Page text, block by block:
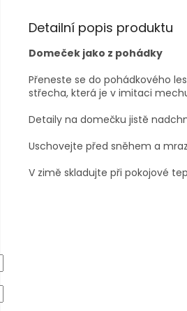
Detailní popis produktu
Domeček jako z pohádky
Přeneste se do pohádkového
střecha, která je v imitaci
Detaily na domečku jistě
Uschovejte před sněhem a
V zimě skladujte při pokojové